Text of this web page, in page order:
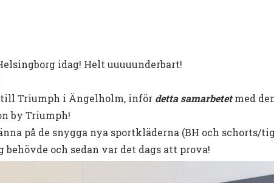
idag! Helt uuuuunderbart!
till Triumph i Ängelholm, inför detta samarbetet med
by Triumph!
på de snygga nya sportkläderna (BH och schorts/
och sedan var det dags att prova!